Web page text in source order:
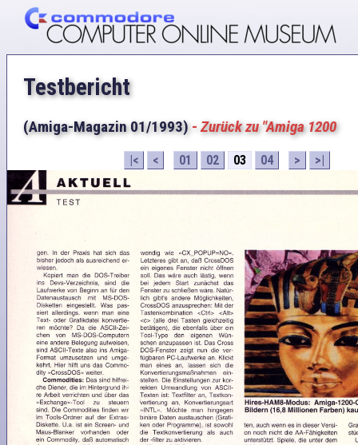
Testbericht
(Amiga-Magazin 01/1993)-Zurück zu "Amiga 1200
|< < 01 02 03 04 > >|